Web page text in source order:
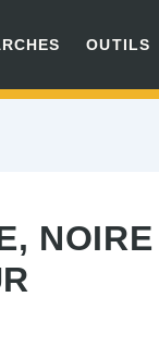
OUTILS
NOIRE